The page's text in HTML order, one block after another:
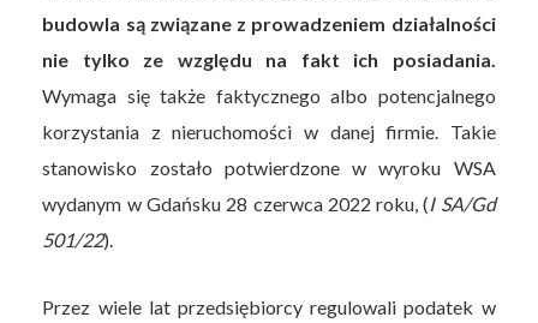
budowla są związane z prowadzeniem działalności
nie tylko ze względu na fakt ich posiadania.
Wymaga się także faktycznego albo potencjalnego
korzystania z nieruchomości w danej firmie. Takie
stanowisko zostało potwierdzone w wyroku WSA
wydanym w Gdańsku 28 czerwca 2022 roku, (I SA/Gd
501/22).
Przez wiele lat przedsiębiorcy regulowali podatek w